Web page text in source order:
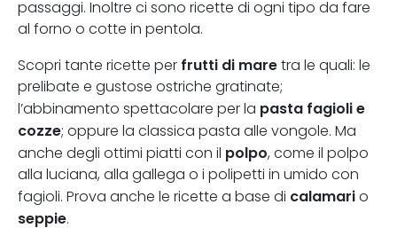
passaggi. Inoltre ci sono ricette di ogni tipo da fare
al forno o cotte in pentola.
Scopri tante ricette per frutti di mare tra le quali: le
prelibate e gustose ostriche gratinate;
l’abbinamento spettacolare per la pasta fagioli e
cozze; oppure la classica pasta alle vongole. Ma
anche degli ottimi piatti con il polpo, come il polpo
alla luciana, alla gallega o i polipetti in umido con
fagioli. Prova anche le ricette a base di calamari o
seppie.